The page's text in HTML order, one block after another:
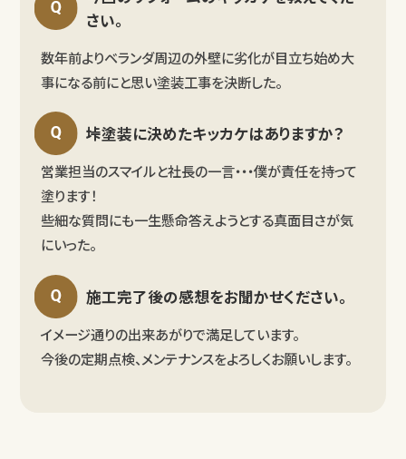
さい。
数年前よりベランダ周辺の外壁に劣化が目立ち始め大
事になる前にと思い塗装工事を決断した。
垰塗装に決めたキッカケはありますか？
営業担当のスマイルと社長の一言・・・僕が責任を持って
塗ります！
些細な質問にも一生懸命答えようとする真面目さが気
にいった。
施工完了後の感想をお聞かせください。
イメージ通りの出来あがりで満足しています。
今後の定期点検、メンテナンスをよろしくお願いします。